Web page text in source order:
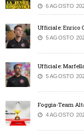
6 AGOSTO
Ufficiale: Enrico
5 AGOSTO
Ufficiale:
5 AGOSTO
Foggia-Team
4 AGOSTO